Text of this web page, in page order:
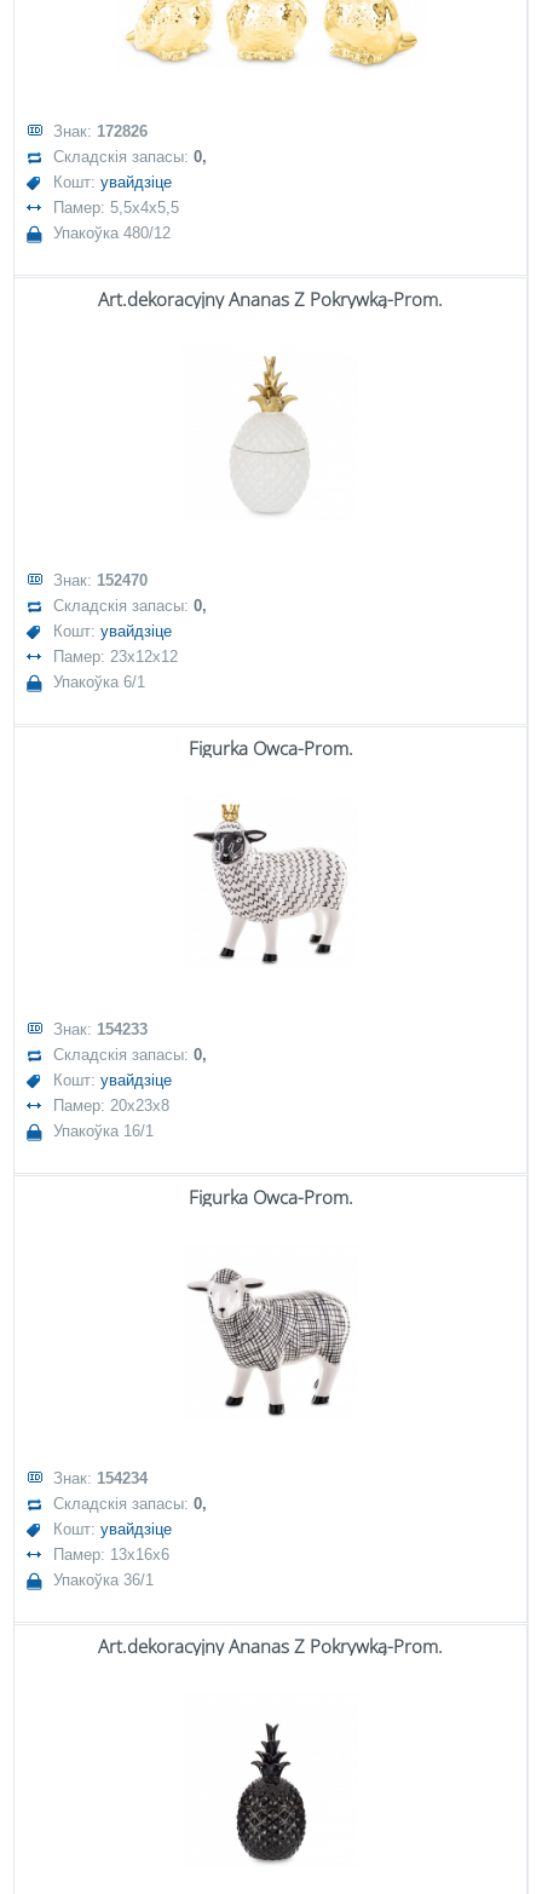
Знак: 172826
Складскія запасы:0,
Кошт:увайдзіце
Памер: 5,5x4x5,5
Упакоўка 480/12
Art.dekoracyjny Ananas Z Pokrywką-Prom.
Знак: 152470
Складскія запасы:0,
Кошт:увайдзіце
Памер: 23x12x12
Упакоўка 6/1
Figurka Owca-Prom.
Знак: 154233
Складскія запасы:0,
Кошт:увайдзіце
Памер: 20x23x8
Упакоўка 16/1
Figurka Owca-Prom.
Знак: 154234
Складскія запасы:0,
Кошт:увайдзіце
Памер: 13x16x6
Упакоўка 36/1
Art.dekoracyjny Ananas Z Pokrywką-Prom.